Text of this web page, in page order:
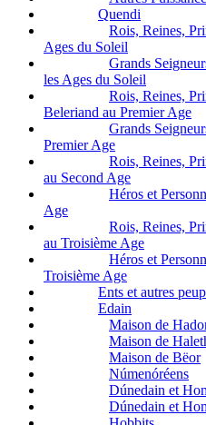
Quendi
Rois, Reines,
Ages du Soleil
Grands
les Ages du Soleil
Rois, Reines,
Beleriand au Premier Age
Grands
Premier Age
Rois, Reines,
au Second Age
Héros et
Age
Rois, Reines,
au Troisième Age
Héros et
Troisième Age
Ents et autres
Edain
Maison de
Maison de
Maison de Bëor
Númenóréens
Dúnedain et
Dúnedain et